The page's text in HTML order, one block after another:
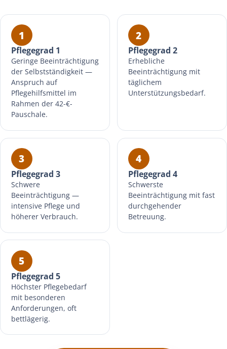
1
Pflegegrad 1
Geringe Beeinträchtigung
der Selbstständigkeit —
Anspruch auf
Pflegehilfsmittel im
Rahmen der 42-€-
Pauschale.
2
Pflegegrad 2
Erhebliche
Beeinträchtigung mit
täglichem
Unterstützungsbedarf.
3
Pflegegrad 3
Schwere
Beeinträchtigung —
intensive Pflege und
höherer Verbrauch.
4
Pflegegrad 4
Schwerste
Beeinträchtigung mit fast
durchgehender
Betreuung.
5
Pflegegrad 5
Höchster Pflegebedarf
mit besonderen
Anforderungen, oft
bettlägerig.